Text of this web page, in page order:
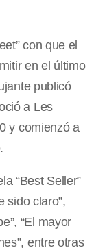
con que el
en el último
publicó
a Les
y comienzó a
“Best Seller”
sido claro”,
“El mayor
entre otras